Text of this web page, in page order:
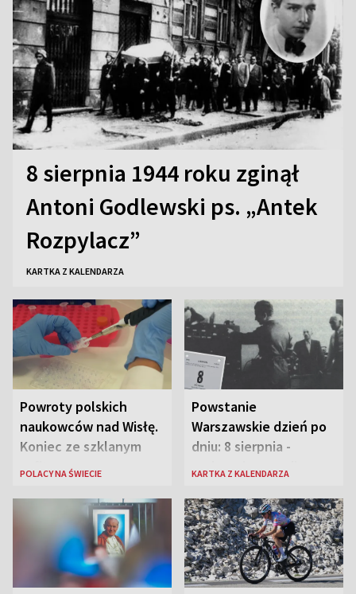
8 sierpnia 1944 roku zginął
Antoni Godlewski ps. „Antek
Rozpylacz”
KARTKA Z KALENDARZA
Powroty polskich
naukowców nad Wisłę.
Koniec ze szklanym
sufitem
POLACY NA ŚWIECIE
Powstanie
Warszawskie dzień po
dniu: 8 sierpnia -
rozbrzmiewa radio
„Antka Rozpylacza”
KARTKA Z KALENDARZA